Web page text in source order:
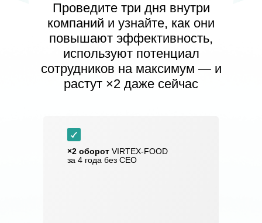
Проведите три дня внутри
компаний и узнайте, как они
повышают эффективность,
используют потенциал
сотрудников на максимум — и
растут ×2 даже сейчас
×2 оборот VIRTEX-FOOD
за 4 года без CEO